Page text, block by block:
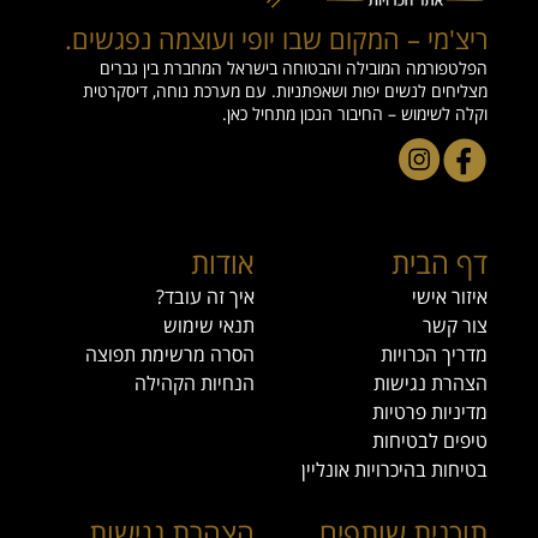
דף הבית
איזור אישי
צור קשר
מדריך הכרויות
הצהרת נגישות
מדיניות פרטיות
טיפים לבטיחות
בטיחות בהיכרויות אונליין
אודות
איך זה עובד?
תנאי שימוש
הסרה מרשימת תפוצה
הנחיות הקהילה
ריצ'מי – המקום שבו יופי ועוצמה נפגשים.
הפלטפורמה המובילה והבטוחה בישראל המחברת בין גברים
מצליחים לנשים יפות ושאפתניות. עם מערכת נוחה, דיסקרטית
וקלה לשימוש – החיבור הנכון מתחיל כאן.